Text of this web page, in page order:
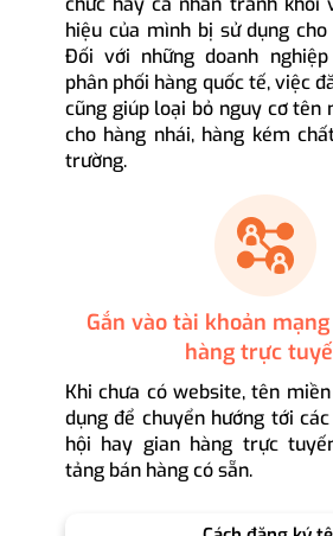
hiệu của mình bị sử dụng
Đối với những doanh
phân phối hàng quốc tế, việc
cũng giúp loại bỏ nguy cơ tên
cho hàng nhái, hàng kém
trường.
Gắn vào tài khoản
hàng trực
Khi chưa có website, tên
dụng để chuyển hướng tới
hội hay gian hàng trực
tảng bán hàng có sẵn.